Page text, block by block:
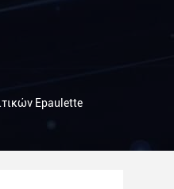
Epaulette